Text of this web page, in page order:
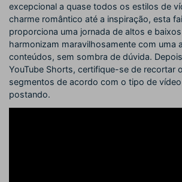
excepcional a quase todos os estilos de
charme romântico até a inspiração, esta
proporciona uma jornada de altos e
harmonizam maravilhosamente com uma
conteúdos, sem sombra de dúvida.
YouTube Shorts, certifique-se de recortar
segmentos de acordo com o tipo de
postando.